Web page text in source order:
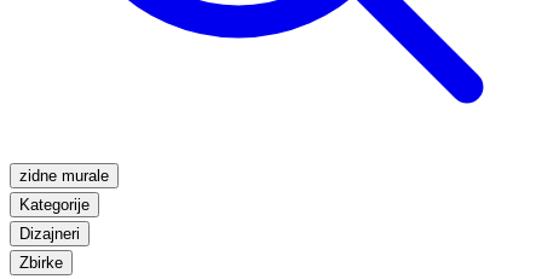
zidne murale
Kategorije
Dizajneri
Zbirke